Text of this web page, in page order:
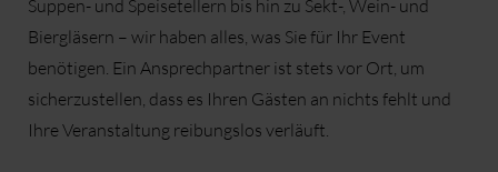
Suppen- und Speisetellern bis hin zu Sekt-, Wein- und
Biergläsern – wir haben alles, was Sie für Ihr Event
benötigen. Ein Ansprechpartner ist stets vor Ort, um
sicherzustellen, dass es Ihren Gästen an nichts fehlt und
Ihre Veranstaltung reibungslos verläuft.